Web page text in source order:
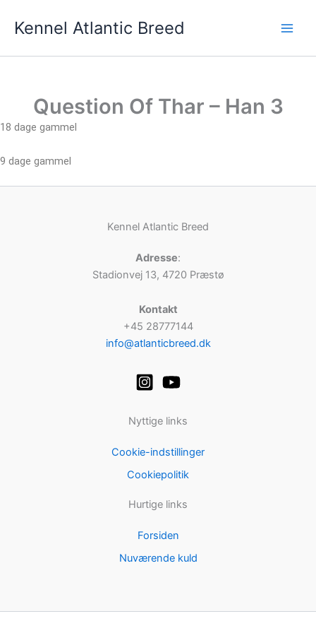
Kennel Atlantic Breed
Question Of Thar – Han 3
18 dage gammel
9 dage gammel
Kennel Atlantic Breed
Adresse:
Stadionvej 13, 4720 Præstø
Kontakt
+45 28777144
info@atlanticbreed.dk
Nyttige links
Cookie-indstillinger
Cookiepolitik
Hurtige links
Forsiden
Nuværende kuld